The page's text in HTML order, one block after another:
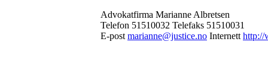
Advokatfirma Marianne Albretsen
Telefon 51510032 Telefaks 51510031
E-post marianne@justice.no Internett http://